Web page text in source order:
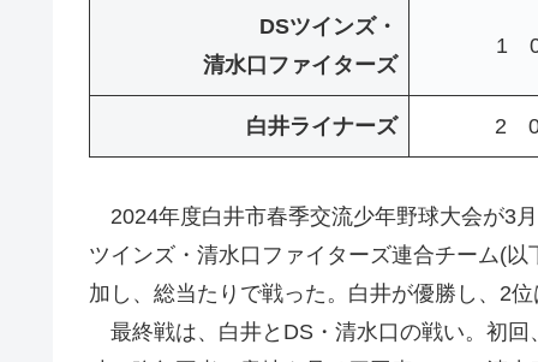
DSツインズ・
清水口ファイターズ
1
白井ライナーズ 2
2024年度白井市春季交流少年野球大会が3
ツインズ・清水口ファイターズ連合チーム(
加し、総当たりで戦った。白井が優勝し、2
最終戦は、白井とDS・清水口の戦い。初